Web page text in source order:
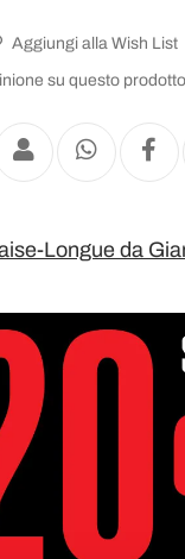
Aggiungi alla Wish List
su questo prodotto
Longue da